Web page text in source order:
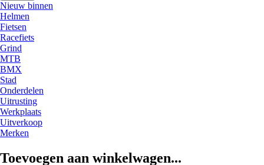
Nieuw binnen
Helmen
Fietsen
Racefiets
Grind
MTB
BMX
Stad
Onderdelen
Uitrusting
Werkplaats
Uitverkoop
Merken
Toevoegen aan winkelwagen...